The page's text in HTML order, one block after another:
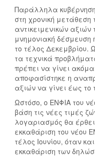
Παράλληλα
στη χρονική
αντικειμενικών αξιών
μνημονιακή
το τέλος Δεκεμβρίου.
τα τεχνικά
πρέπει να γίνει
αποφασίστηκε η
αξιών να γίνει έως το
Ωστόσο, ο ΕΝΦΙΑ του
βάση τις νέες τιμές
λογαριασμός θα
εκκαθάριση του νέου
τέλος Ιουνίου, όταν
εκκαθάριση των